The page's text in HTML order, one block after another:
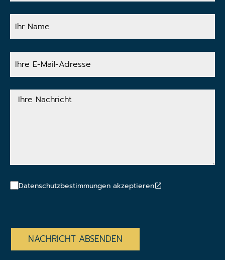
Ihr
Name
Ihre
E-
Adresse
Ihre
Nachricht
Datenschutzbestimmungen akzeptieren